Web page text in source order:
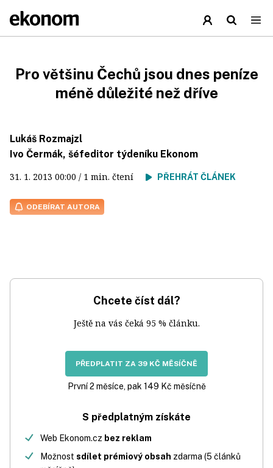
Pro většinu Čechů jsou dnes peníze
méně důležité než dříve
Lukáš Rozmajzl
Ivo Čermák, šéfeditor týdeníku Ekonom
31. 1. 2013 00:00 / 1 min. čtení PŘEHRÁT ČLÁNEK
ODEBÍRAT AUTORA
Chcete číst dál?
Ještě na vás čeká 95 % článku.
PŘEDPLATIT ZA 39 KČ MĚSÍČNĚ
První 2 měsíce, pak 149 Kč měsíčně
S předplatným získáte
Web Ekonom.cz bez reklam
Možnost sdílet prémiový obsah zdarma (5 článků